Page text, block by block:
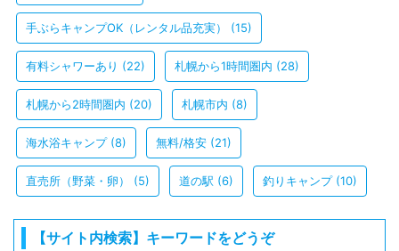
手ぶらキャンプOK（レンタル品充実） (15)
有料シャワーあり (22) 札幌から1時間圏内 (28)
札幌から2時間圏内 (20) 札幌市内 (8)
海水浴キャンプ(8) 無料/格安 (21)
直売所（野菜・卵） (5) 道の駅 (6) 釣りキャンプ(10)
【サイト内検索】キーワードをどうぞ